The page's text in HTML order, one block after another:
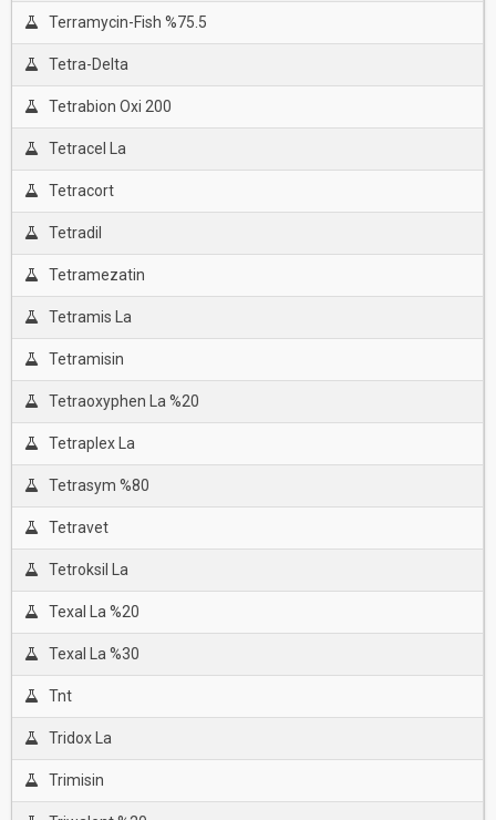
Terramycin-Fish %75.5
Tetra-Delta
Tetrabion Oxi 200
Tetracel La
Tetracort
Tetradil
Tetramezatin
Tetramis La
Tetramisin
Tetraoxyphen La %20
Tetraplex La
Tetrasym %80
Tetravet
Tetroksil La
Texal La %20
Texal La %30
Tnt
Tridox La
Trimisin